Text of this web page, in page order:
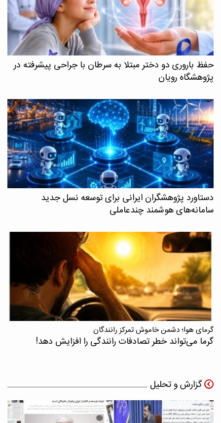
حفظ باروری دو دختر مبتلا به سرطان با جراحی پیشرفته در
پژوهشگاه رویان
دستاورد پژوهشگران ایرانی برای توسعه نسل جدید
سامانه‌های هوشمند چندعاملی
گرمای هوا؛ دشمن خاموش تمرکز رانندگان
گرما می‌تواند خطر تصادفات رانندگی را افزایش دهد!
گزارش و تحلیل